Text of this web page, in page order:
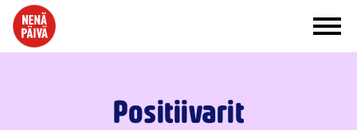
Siirry sisältöön
Positiivarit